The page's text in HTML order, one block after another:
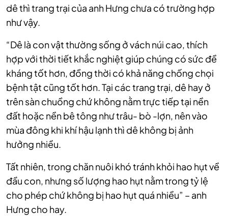
dê thì trang trại của anh Hưng chưa có trường hợp
như vậy.
“Dê là con vật thường sống ở vách núi cao, thích
hợp với thời tiết khắc nghiệt giúp chúng có sức đề
kháng tốt hơn, đồng thời có khả năng chống chọi
bệnh tật cũng tốt hơn. Tại các trang trại, dê hay ở
trên sàn chuồng chứ không nằm trực tiếp tại nền
đất hoặc nền bê tông như trâu- bò -lợn, nên vào
mùa đông khi khí hậu lạnh thì dê không bị ảnh
hưởng nhiều.
Tất nhiên, trong chăn nuôi khó tránh khỏi hao hụt về
đầu con, nhưng số lượng hao hụt nằm trong tỷ lệ
cho phép chứ không bị hao hụt quá nhiều” – anh
Hưng cho hay.